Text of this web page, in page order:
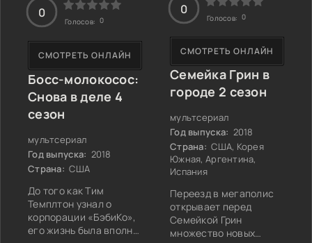
Босс-молокосос:
Снова в деле 4
сезон
мультсериал
Год выпуска: 2018
Страна: США
До того как Тим
Темплтон узнал о
корпорации «БэбиКо»,
его жизнь была вполне
СМОТРЕТЬ ОНЛАЙН
0
Голосов: 0
Семейка Грин в
городе 2 сезон
мультсериал
Год выпуска: 2018
Страна: США, Корея
Южная, Аргентина,
Испания
Переезд в мегаполис
открывает перед
Семейкой Грин
множество новых
СМОТРЕТЬ ОНЛАЙН
0
Голосов: 0